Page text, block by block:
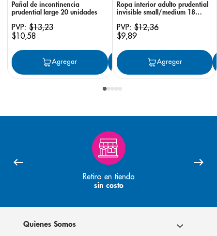
Pañal de incontinencia
prudential large 20 unidades
PVP: $13,23
$10,58
Agregar Agregar
Ropa interior adulto prudential
invisible small/medium 18
PVP:$12,36
$9,89
Agregar
Retiro en tienda
sin costo
Quienes Somos